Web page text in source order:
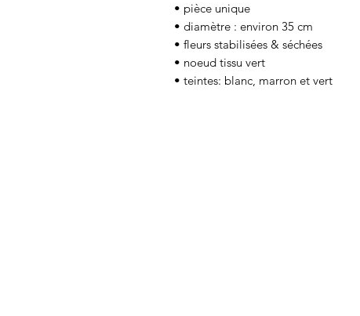
• pièce unique
• diamètre : environ 35 cm
• fleurs stabilisées & séchées
• noeud tissu vert
• teintes: blanc, marron et vert